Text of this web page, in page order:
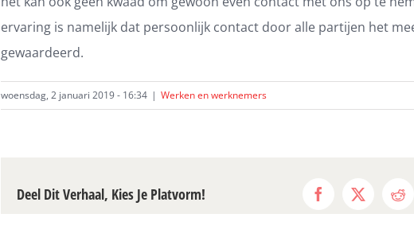
ervaring is namelijk dat persoonlijk contact door alle partijen het
gewaardeerd.
woensdag, 2 januari 2019 - 16:34 | Werken en werknemers
Deel Dit Verhaal, Kies Je Platvorm! Facebook
X